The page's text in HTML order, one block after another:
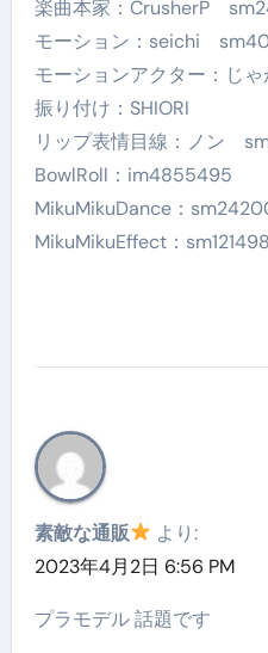
楽曲本家：CrusherP
モーション：seichi
モーションアクター：じゃ
振り付け：SHIORI
リップ表情目線：ノン
BowlRoll：im4855495
MikuMikuDance：
MikuMikuEffect：
素敵な通販
より:
2023年4月2日 6:56 PM
プラモデル 話題です